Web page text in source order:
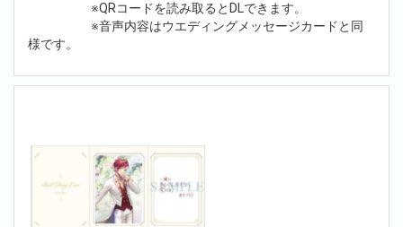
※QRコードを読み取るとDLできます。
※音声内容はウエディングメッセージカードと同
様です。